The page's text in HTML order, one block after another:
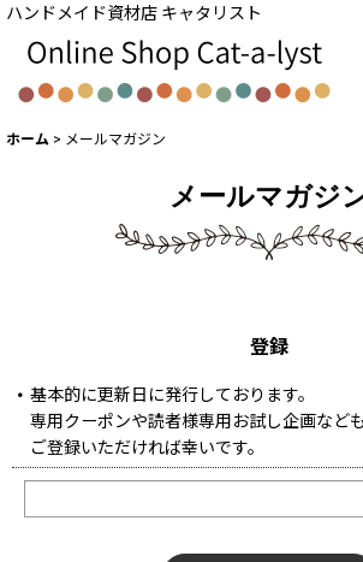
ハンドメイド資材店 キャタリスト
ホーム > メールマガジン
メールマガジ
登録
基本的に更新日に発行しております。
専用クーポンや読者様専用お試し企画など
ご登録いただければ幸いです。